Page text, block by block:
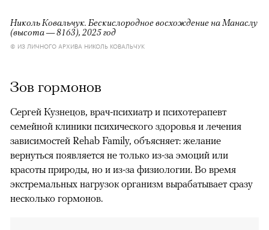
Николь Ковальчук. Бескислородное восхождение на Манаслу
(высота — 8163), 2025 год
© ИЗ ЛИЧНОГО АРХИВА НИКОЛЬ КОВАЛЬЧУК
Зов гормонов
Сергей Кузнецов, врач-психиатр и психотерапевт
семейной клиники психического здоровья и лечения
зависимостей Rehab Family, объясняет: желание
вернуться появляется не только из-за эмоций или
красоты природы, но и из-за физиологии. Во время
экстремальных нагрузок организм вырабатывает сразу
несколько гормонов.